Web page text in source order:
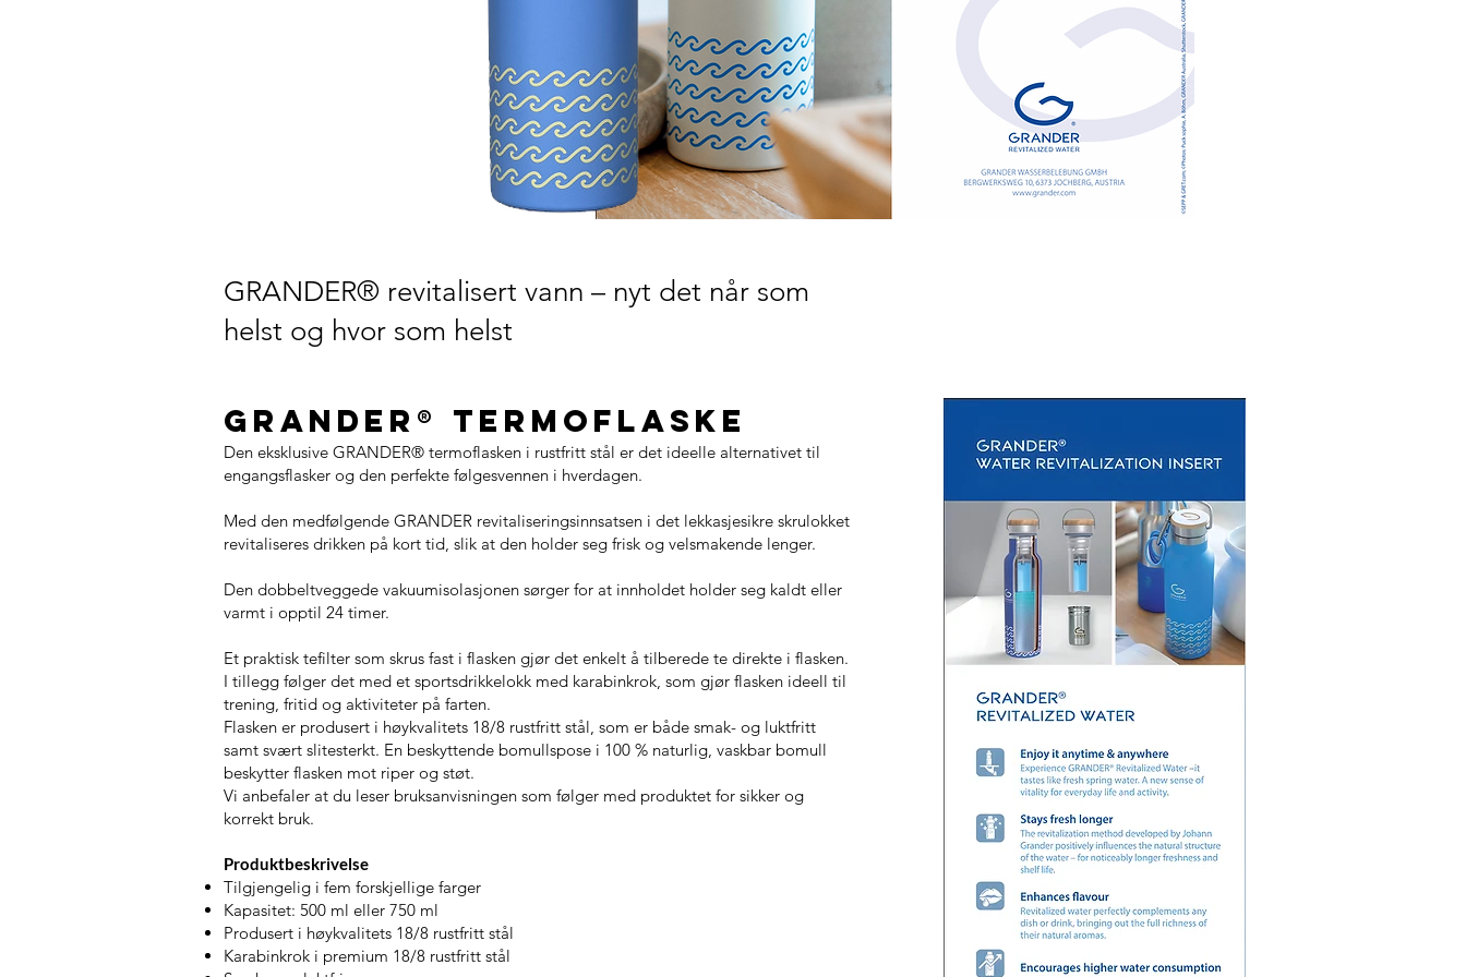
GRANDER® revitalisert vann – nyt det når som
helst og hvor som helst
GRANDER® Termoflaske
Den eksklusive GRANDER® termoflasken i rustfritt stål er det ideelle alternativet til
engangsflasker og den perfekte følgesvennen i hverdagen.
Med den medfølgende GRANDER revitaliseringsinnsatsen i det lekkasjesikre skrulokket
revitaliseres drikken på kort tid, slik at den holder seg frisk og velsmakende lenger.
Den dobbeltveggede vakuumisolasjonen sørger for at innholdet holder seg kaldt eller
varmt i opptil 24 timer.
Et praktisk tefilter som skrus fast i flasken gjør det enkelt å tilberede te direkte i flasken.
I tillegg følger det med et sportsdrikkelokk med karabinkrok, som gjør flasken ideell til
trening, fritid og aktiviteter på farten.
Flasken er produsert i høykvalitets 18/8 rustfritt stål, som er både smak- og luktfritt
samt svært slitesterkt. En beskyttende bomullspose i 100 % naturlig, vaskbar bomull
beskytter flasken mot riper og støt.
Vi anbefaler at du leser bruksanvisningen som følger med produktet for sikker og
korrekt bruk.
Produktbeskrivelse
Tilgjengelig i fem forskjellige farger
Kapasitet: 500 ml eller 750 ml
Produsert i høykvalitets 18/8 rustfritt stål
Karabinkrok i premium 18/8 rustfritt stål